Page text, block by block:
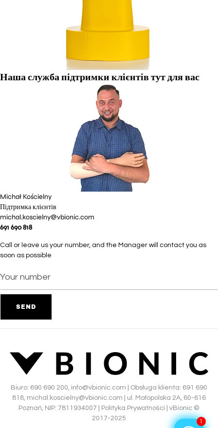
Наша служба підтримки клієнтів тут для вас
Michał Kościelny
Підтримка клієнтів
michal.koscielny@vbionic.com
691 690 818
Call or leave us your number, and the Manager will contact you as
soon as possible
Biuro: 690 690 200, info@vbionic.com | Obsługa klienta: 691 690
818, michal.koscielny@vbionic.com | ul. Małopolska 2A, 60-616
Poznań, NIP: 7811934007 |
Polityka Prywatności
vBionic ©
2017-2025
1